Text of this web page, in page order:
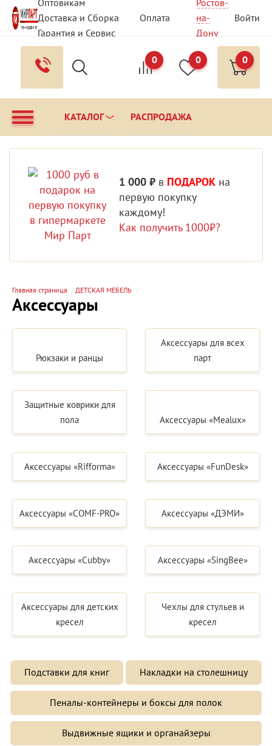
Оптовикам
Доставка и Сборка
Оплата
Гарантия и Сервис
Вопрос - Ответ
Контакты
Ростов-
на-
Дону
Войти
0 0 0
КАТАЛОГ РАСПРОДАЖА
1 000 ₽ в ПОДАРОК на
первую покупку
каждому!
Как получить 1000₽?
Главная страница ДЕТСКАЯ МЕБЕЛЬ
Аксессуары
Рюкзаки и ранцы
Аксессуары для всех
парт
Защитные коврики для
пола
Аксессуары «Mealux»
Аксессуары «Rifforma» Аксессуары «FunDesk»
Аксессуары «COMF-PRO» Аксессуары «ДЭМИ»
Аксессуары «Cubby» Аксессуары «SingBee»
Аксессуары для детских
кресел
Чехлы для стульев и
кресел
Подставки для книг Накладки на столешницу
Пеналы-контейнеры и боксы для полок
Выдвижные ящики и органайзеры